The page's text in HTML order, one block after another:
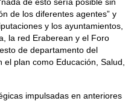
de los diferentes agentes” y
y los ayuntamientos,
la red Eraberean y el Foro
de departamento del
plan como Educación, Salud,
impulsadas en anteriores